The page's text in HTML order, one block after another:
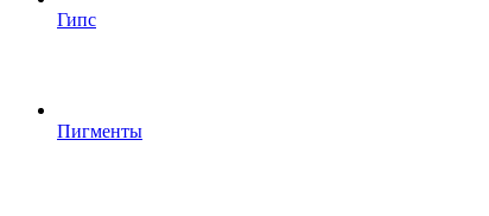
Гипс
Пигменты